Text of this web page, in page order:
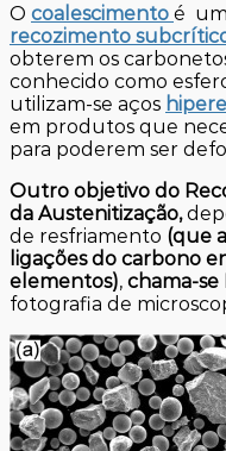
O coalescimento é um
recozimento
obterem os
conhecido como
utilizam-se aços
em produtos que
para poderem ser
Outro objetivo do
da Austenitização,
de resfriamento (que
ligações do carbono
elementos), chama-se
fotografia de